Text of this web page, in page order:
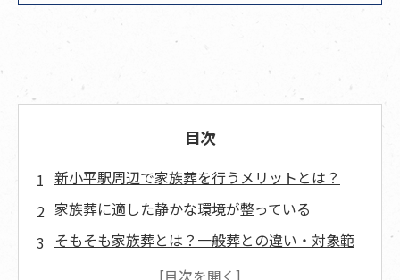
目次
新小平駅周辺で家族葬を行うメリットとは？
家族葬に適した静かな環境が整っている
そもそも家族葬とは？一般葬との違い・対象範
囲を正確に理解しよう